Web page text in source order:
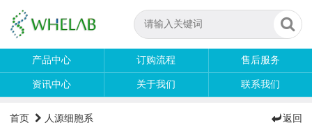
产品中心 订购流程 售后服务
资讯中心 关于我们 联系我们
首页 人源细胞系 返回